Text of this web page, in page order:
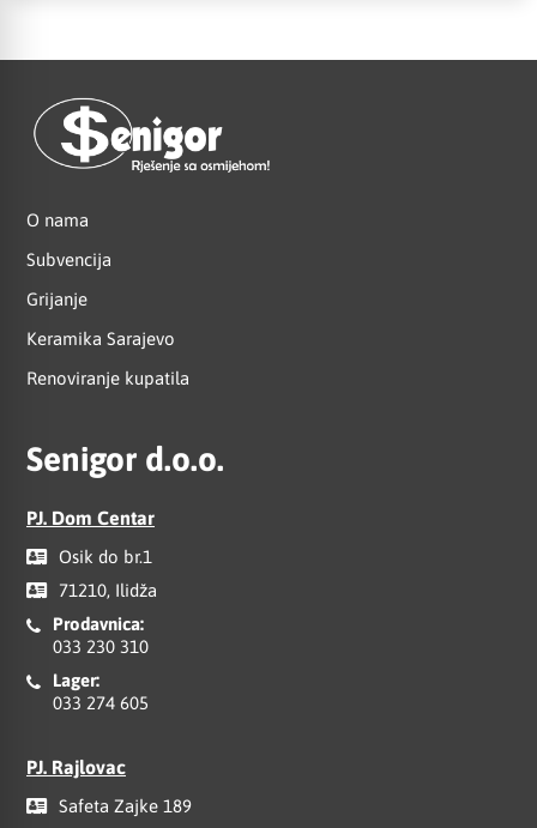
O nama
Subvencija
Grijanje
Keramika Sarajevo
Renoviranje kupatila
Senigor d.o.o.
PJ. Dom Centar
Osik do br.1
71210, Ilidža
Prodavnica:
033 230 310
Lager:
033 274 605
PJ. Rajlovac
Safeta Zajke 189